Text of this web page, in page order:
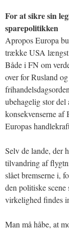
For at sikre sin
sparepolitikken
Apropos Europa
trække USA længst
Både i FN om
over for Rusland
ubehagelig stor
konsekvenserne
Europas
Selv de lande, der
tilvandring af
slået bremserne i,
den politiske
virkelighed findes
Man må håbe, at